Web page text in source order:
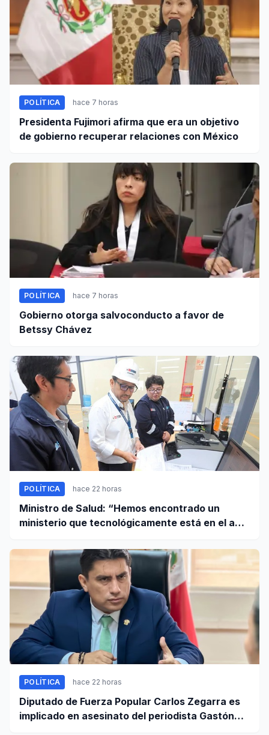
POLÍTICA hace 7 horas
Presidenta Fujimori afirma que era un objetivo
de gobierno recuperar relaciones con México
POLÍTICA hace 7 horas
Gobierno otorga salvoconducto a favor de
Betssy Chávez
POLÍTICA hace 22 horas
Ministro de Salud: “Hemos encontrado un
ministerio que tecnológicamente está en el año
POLÍTICA hace 22 horas
Diputado de Fuerza Popular Carlos Zegarra es
implicado en asesinato del periodista Gastón